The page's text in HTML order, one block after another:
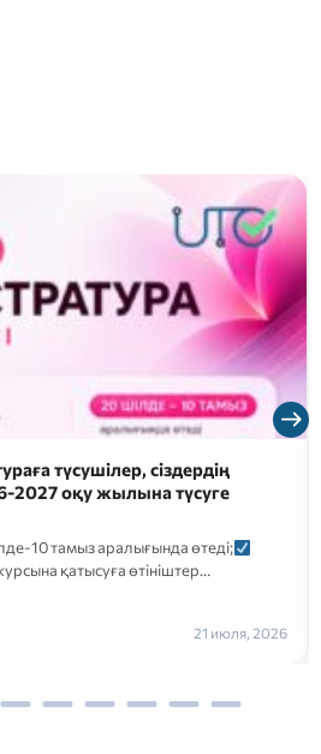
түсушілер, сіздердің
2027 оқу жылына түсуге
10 тамыз аралығында өтеді;
қатысуға өтініштер…
21 июля, 2026